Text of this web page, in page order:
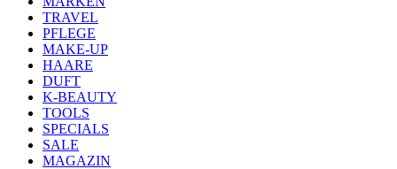
TRAVEL
PFLEGE
MAKE-UP
HAARE
DUFT
K-BEAUTY
TOOLS
SPECIALS
SALE
MAGAZIN